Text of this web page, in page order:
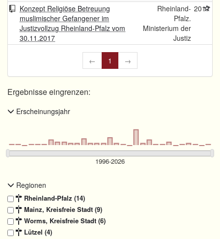
Konzept Religiöse Betreuung
muslimischer Gefangener im
Justizvollzug Rheinland-Pfalz vom
30.11.2017
Rheinland-
Pfalz.
Ministerium der
Justiz
2017
← 1 →
Ergebnisse eingrenzen:
Erscheinungsjahr
Regionen
Rheinland-Pfalz (14)
Mainz, Kreisfreie Stadt (9)
Worms, Kreisfreie Stadt (6)
Lützel (4)